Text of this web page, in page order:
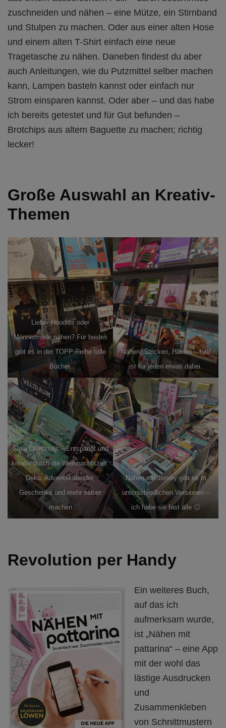
zuschneiden und nähen – eine Mütze, ein Stirnband
und Stulpen zu machen. Oder aus einer alten Hose
und einem alten T-Shirt einfach eine neue
Tragetasche zu nähen. Daneben findest du aber
auch Anleitungen, wie du Putzmittel selber machen
kann, Lampen basteln kannst oder einfach nur
Strom einsparen kannst. Oder aber – und das habe
ich bereits getestet und für Gut befunden –
Brotchips aus altem Baguette zu machen; richtig
lecker!
Große Auswahl an Kreativ-
Themen
Lieber Hoodies oder
Männermode nähen? Für beides
gibt es in der TOPP-Reihe tolle
Bücher.
Nähen, Stricken, Häkeln – hier
ist für jeden etwas dabei.
Slow Christmas – Entspannt und
kreativ durch die Weihnachtszeit:
Deko, Adventskalender,
Geschenke und mehr selber
machen
Nähen mit Jersey gibt es in
unterschiedlichen Versionen –
ich habe sie fast alle 🙂
Revolution per Handy
Ein weiteres Buch,
auf das ich
aufmerksam wurde,
ist „Nähen mit
pattarina“ – eine App
mit der wohl das
lästige Ausdrucken
und
Zusammenkleben
von Schnittmustern